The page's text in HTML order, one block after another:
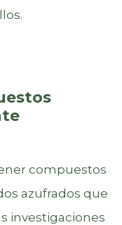
compuestos
azufrados que
investigaciones